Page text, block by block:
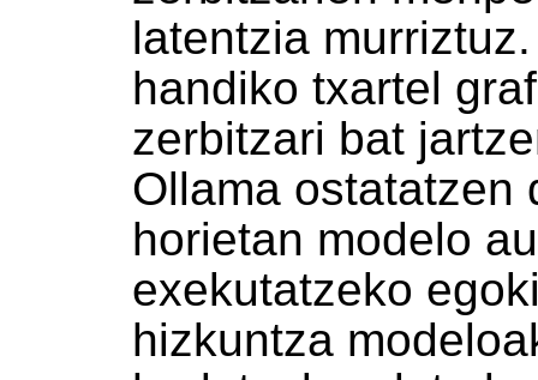
latentzia
handiko txartel
zerbitzari bat
Ollama ostatatzen
horietan modelo
exekutatzeko
hizkuntza